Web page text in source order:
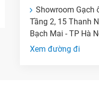
Showroom Gạch
Tầng 2, 15 Thanh
Bạch Mai - TP Hà
Xem đường đi